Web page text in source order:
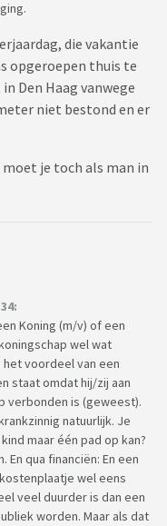
die vakantie
opgeroepen thuis te
Den Haag vanwege
niet bestond en er
je toch als man in
Koning (m/v) of een
wel wat
het voordeel van een
staat omdat hij/zij aan
verbonden is (geweest).
natuurlijk. Je
maar één pad op kan?
qua financiën: En een
wel eens
veel duurder is dan een
worden. Maar als dat